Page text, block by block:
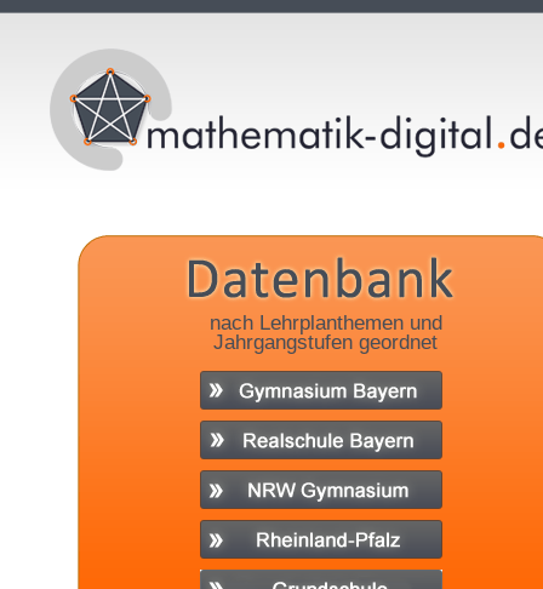
nach Lehrplanthemen und
Jahrgangstufen geordnet